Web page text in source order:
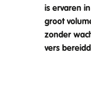
is ervaren
groot
zonder
vers